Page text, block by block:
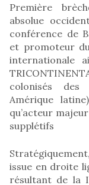
Première
absolue
conférence de
et promoteur
internationale
colonisés
Amérique
qu’acteur
supplétifs
issue en droite
résultant de la